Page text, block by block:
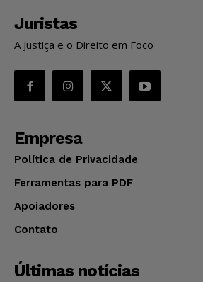
Juristas
A Justiça e o Direito em Foco
Empresa
Política de Privacidade
Ferramentas para PDF
Apoiadores
Contato
Últimas notícias